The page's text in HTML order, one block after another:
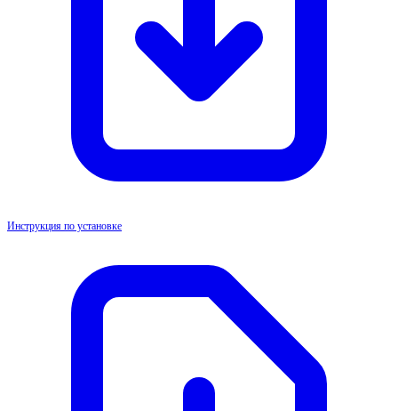
Инструкция по установке